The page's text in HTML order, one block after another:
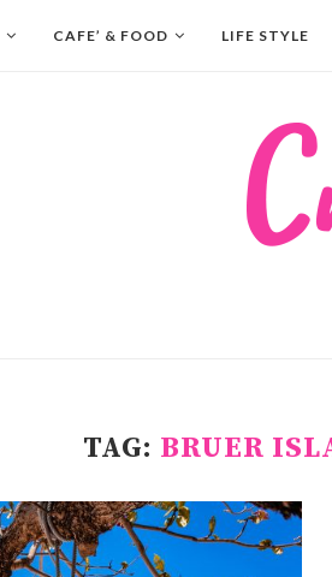
CAFE’ & FOOD LIFE STYLE
TAG: BRUER